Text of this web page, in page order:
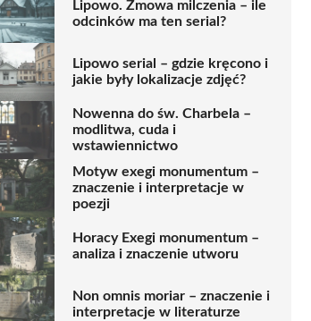
Lipowo. Zmowa milczenia – ile
odcinków ma ten serial?
Lipowo serial – gdzie kręcono i
jakie były lokalizacje zdjęć?
Nowenna do św. Charbela –
modlitwa, cuda i
wstawiennictwo
Motyw exegi monumentum –
znaczenie i interpretacje w
poezji
Horacy Exegi monumentum –
analiza i znaczenie utworu
Non omnis moriar – znaczenie i
interpretacje w literaturze